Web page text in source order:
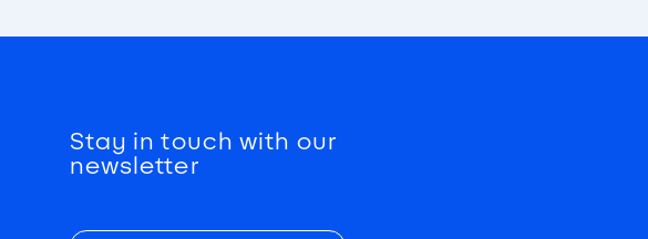
Stay in touch with our
newsletter